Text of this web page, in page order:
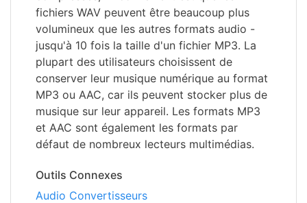
fichiers WAV peuvent être beaucoup plus
volumineux que les autres formats audio -
jusqu'à 10 fois la taille d'un fichier MP3. La
plupart des utilisateurs choisissent de
conserver leur musique numérique au format
MP3 ou AAC, car ils peuvent stocker plus de
musique sur leur appareil. Les formats MP3
et AAC sont également les formats par
défaut de nombreux lecteurs multimédias.
Outils Connexes
Audio Convertisseurs